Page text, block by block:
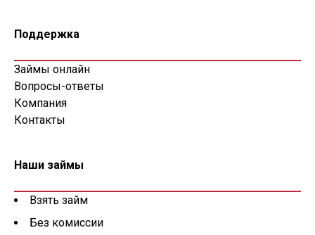
Поддержка
Займы онлайн
Вопросы-ответы
Компания
Контакты
Наши займы
Взять займ
Без комиссии